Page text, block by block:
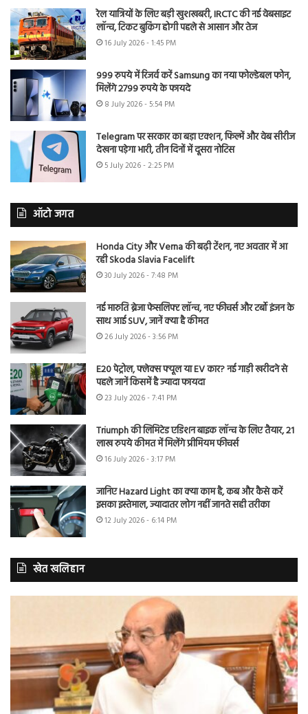
रेल यात्रियों के लिए बड़ी खुशखबरी, IRCTC की नई वेबसाइट
लॉन्च, टिकट बुकिंग होगी पहले से आसान और तेज
16 July 2026 - 1:45 PM
999 रुपये में रिजर्व करें Samsung का नया फोल्डेबल फोन,
मिलेंगे 2799 रुपये के फायदे
8 July 2026 - 5:54 PM
Telegram पर सरकार का बड़ा एक्शन, फिल्में और वेब सीरीज
देखना पड़ेगा भारी, तीन दिनों में दूसरा नोटिस
5 July 2026 - 2:25 PM
ऑटो जगत
Honda City और Verna की बढ़ी टेंशन, नए अवतार में आ
रही Skoda Slavia Facelift
30 July 2026 - 7:48 PM
नई मारुति ब्रेजा फेसलिफ्ट लॉन्च, नए फीचर्स और टर्बो इंजन के
साथ आई SUV, जानें क्या है कीमत
26 July 2026 - 3:56 PM
E20 पेट्रोल, फ्लेक्स फ्यूल या EV कार? नई गाड़ी खरीदने से
पहले जानें किसमें है ज्यादा फायदा
23 July 2026 - 7:41 PM
Triumph की लिमिटेड एडिशन बाइक लॉन्च के लिए तैयार, 21
लाख रुपये कीमत में मिलेंगे प्रीमियम फीचर्स
16 July 2026 - 3:17 PM
जानिए Hazard Light का क्या काम है, कब और कैसे करें
इसका इस्तेमाल, ज्यादातर लोग नहीं जानते सही तरीका
12 July 2026 - 6:14 PM
खेत खलिहान